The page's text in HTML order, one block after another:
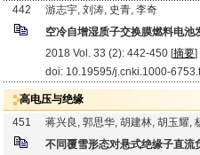
442
游志宇, 刘涛, 史青, 李奇
空冷自增湿质子交换膜燃料电池
2018 Vol. 33 (2): 442-450 [摘要]
doi: 10.19595/j.cnki.1000-
高电压与绝缘
451
蒋兴良, 郭思华, 胡建林, 胡玉耀,
不同覆雪形态对悬式绝缘子直流